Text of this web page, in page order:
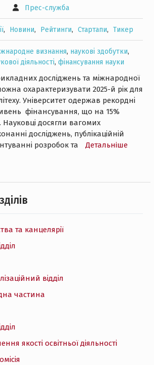
Прес-служба
, Новини, Рейтинги, Стартапи, Тикер
визнання, наукові здобутки,
діяльності,фінансування науки
досліджень та міжнародної
охарактеризувати 2025-й рік для
Університет одержав рекордні
фінансування, що на 15%
Науковці досягли вагомих
досліджень, публікаційній
розробок та
Детальнiше
та канцелярії
відділ
частина
якості освітньої діяльності